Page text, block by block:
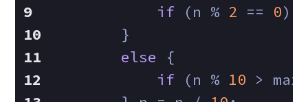
if (n % 2 == 0)
        }
else {
if (n % 10 >